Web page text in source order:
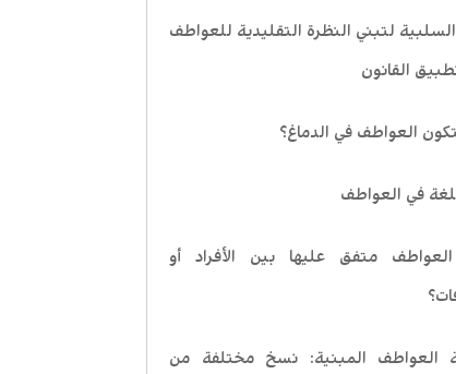
السلبية لتبني النظرة التقليدية للعواطف
القانون
العواطف في الدماغ؟
في العواطف
متفق عليها بين الأفراد أو
العواطف المبنية: نسخ مختلفة من